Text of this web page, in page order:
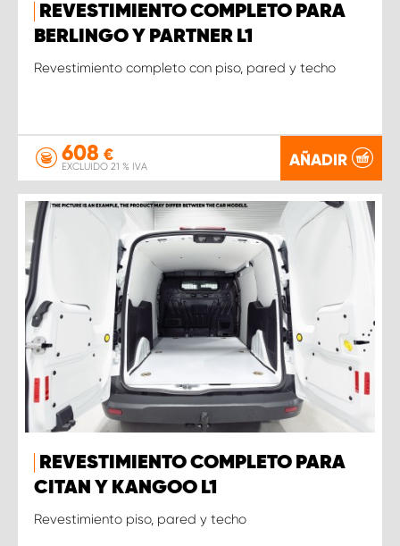
REVESTIMIENTO COMPLETO PARA
BERLINGO Y PARTNER L1
Revestimiento completo con piso, pared y techo
608 €
EXCLUIDO 21 % IVA AÑADIR
REVESTIMIENTO COMPLETO PARA
CITAN Y KANGOO L1
Revestimiento piso, pared y techo